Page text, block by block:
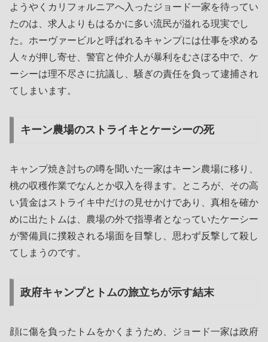
ようやくカリフォルニアへ入ったジョード一家を待ってい
たのは、求人よりもはるかに多い流民が溢れる現実でし
た。ホーヴァービルと呼ばれるキャンプには仕事を求める
人々が押し寄せ、警官と仲介人が暴利をむさぼる中で、ケ
ーシーは理不尽さに抗議し、騒ぎの責任を負って逮捕され
てしまいます。
キーン農場のストライキとケーシーの死
キャンプ焼き討ちの噂を聞いた一家はキーン農場に移り、
桃の収穫作業でなんとか収入を得ます。ところが、その高
い賃金はストライキ中だけの見せかけであり、真相を確か
めに出たトムは、農場の外で指導者となっていたケーシー
が警備員に撲殺される場面を目撃し、思わず反撃して殺し
てしまうのです。
政府キャンプとトムの旅立ちが示す結末
顔に傷を負ったトムをかくまうため、ジョード一家は政府